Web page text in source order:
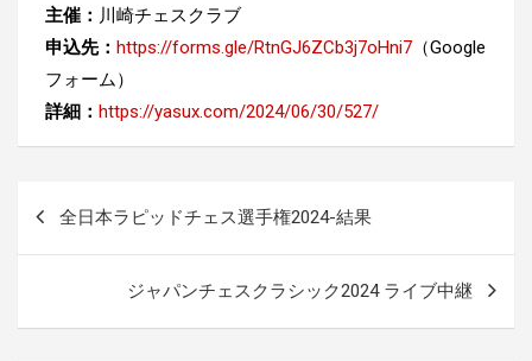
主催： 川崎チェスクラブ
申込先： https://forms.gle/RtnGJ6ZCb3j7oHni7（Google
フォーム）
詳細： https://yasux.com/2024/06/30/527/
全日本ラピッドチェス選手権2024-結果
ジャパンチェスクラシック2024 ライブ中継